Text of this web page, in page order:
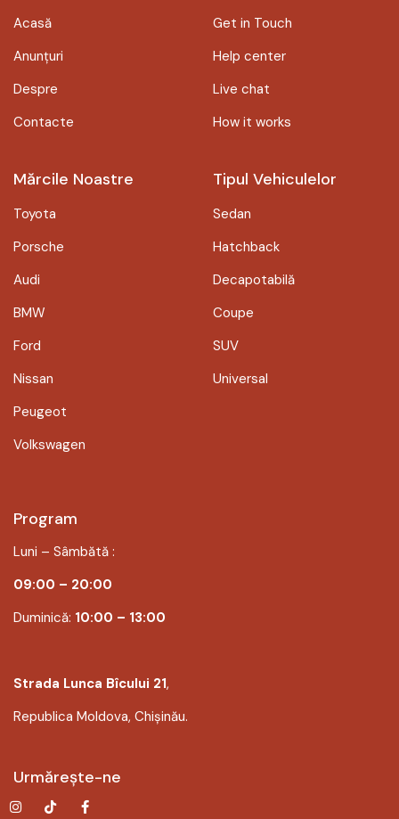
Acasă
Anunțuri
Despre
Contacte
Get in Touch
Help center
Live chat
How it works
Mărcile Noastre
Toyota
Porsche
Audi
BMW
Ford
Nissan
Peugeot
Volkswagen
Tipul Vehiculelor
Sedan
Hatchback
Decapotabilă
Coupe
SUV
Universal
Program
Luni – Sâmbătă :
09:00 – 20:00
Duminică: 10:00 – 13:00
Strada Lunca Bîcului 21,
Republica Moldova, Chișinău.
Urmărește-ne